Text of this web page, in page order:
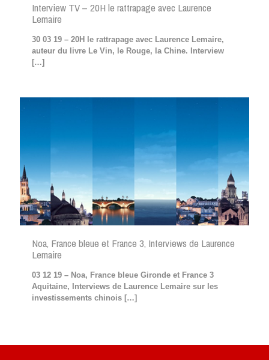
Interview TV – 20H le rattrapage avec Laurence
Lemaire
30 03 19 – 20H le rattrapage avec Laurence Lemaire,
auteur du livre Le Vin, le Rouge, la Chine. Interview
[…]
Noa, France bleue et France 3, Interviews de Laurence
Lemaire
03 12 19 – Noa, France bleue Gironde et France 3
Aquitaine, Interviews de Laurence Lemaire sur les
investissements chinois […]